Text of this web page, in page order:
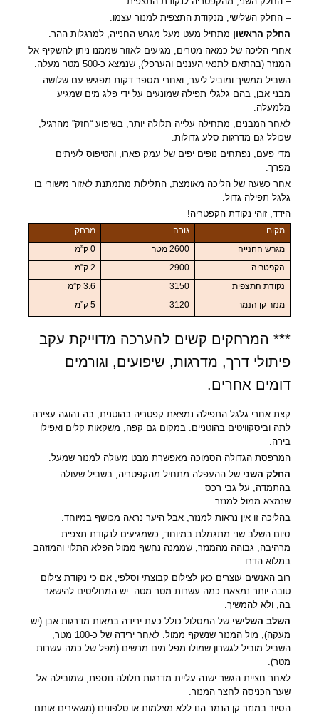
– החלק השלישי, מנקודת התצפית למנזר עצמו.
החלק הראשון מתחיל מעט מעל מגרש החנייה, למרגלות ההר.
אחרי הליכה של כמאה מטרים, מגיעים לאזור שממנו ניתן להשקיף אל
המנזר (בהתאם לתנאי העננים והערפל), שנמצא כ-500 מטר מעלה.
השביל ממשיך ומוביל ליער, ואחרי מספר דקות מפגיש עם שלושה
מבני אבן, בהם גלגלי תפילה שמונעים על ידי פלג מים שמגיע
מלמעלה.
לאחר המבנים, מתחילה עלייה תלולה יותר, בשיפוע “חזק” מהרגיל,
שכולל גם מדרגות סלע גדולות.
מדי פעם, נפתחים נופים יפים של עמק פארו, והטיפוס לעיתים
מפרך.
אחר כשעה של הליכה מאומצת, התלילות מתמתנת לאזור מישורי בו
גלגל תפילה גדול.
הידד, זוהי נקודת הקפטריה!
מקום גובה
מרחק
מגרש החנייה
2600 מטר
0 ק”מ
הקפטריה
2900
2 ק”מ
נקודת התצפית
3150
3.6 ק”מ
מנזר קן הנמר
3120 5 ק”מ
*** המרחקים קשים להערכה מדוייקת עקב
פיתולי דרך, מדרגות, שיפועים, וגורמים
דומים אחרים.
קצת אחרי גלגל התפילה נמצאת קפטריה בהוטנית, בה נהוגה עצירה
לתה וביסקוויטים בהוטניים. במקום גם קפה, משקאות קלים ואפילו
בירה.
המרפסת הגדולה הסמוכה מאפשרת מבט מעולה למנזר שמעל.
החלק השני של ההעפלה מתחיל מהקפטריה, בשביל שעולה
בהתמדה, על גבי רכס
שנמצא ממול למנזר.
בהליכה זו אין נראות למנזר, אבל היער נראה מכושף במיוחד.
סיום השלב שני מתגמלת במיוחד, כשמגיעים לנקודת תצפית
מרהיבה, גבוהה מהמנזר, שממנה נחשף ממול הפלא התלוי והמוזהב
במלוא הדרו.
רוב האנשים עוצרים כאן לצילום קבוצתי וסלפי, אם כי נקודת צילום
טובה יותר נמצאת כמה עשרות מטר מטה. יש המחליטים להישאר
בה, ולא להמשיך.
השלב השלישי של המסלול כולל כעת ירידה במאות מדרגות אבן (יש
מעקה), מול המנזר שנשקף ממול. לאחר ירידה של כ-100 מטר,
השביל מוביל לגשרון שמולו מפל מים מרשים (מפל של כמה עשרות
מטר).
לאחר חציית הגשר ישנה עליית מדרגות תלולה נוספת, שמובילה אל
שער הכניסה לחצר המנזר.
הסיור במנזר קן הנמר הנו ללא מצלמות או טלפונים (משאירים אותם